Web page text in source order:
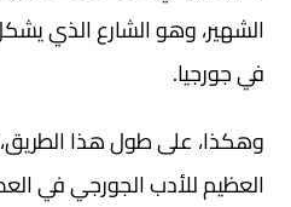
الشهير، وهو الشارع الذي
في جورجيا.
وهكذا، على طول هذا
العظيم للأدب الجورجي في